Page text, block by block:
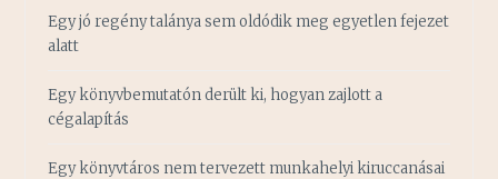
Egy jó regény talánya sem oldódik meg egyetlen fejezet
alatt
Egy könyvbemutatón derült ki, hogyan zajlott a
cégalapítás
Egy könyvtáros nem tervezett munkahelyi kiruccanásai